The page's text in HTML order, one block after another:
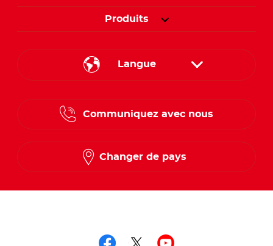
Produits
Langue
Communiquez avec nous
Changer de pays